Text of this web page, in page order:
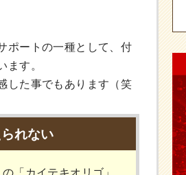
ポートの一種として、付
ます。
した事でもあります（笑
れない
「カイテキオリゴ」